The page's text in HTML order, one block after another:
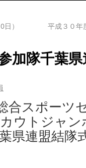
） 平成３０年
加隊千葉
合スポーツ
ウトジャン
県連盟結隊